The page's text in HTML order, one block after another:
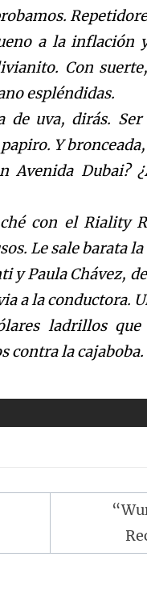
a la inflación
Con
espléndidas.
de uva, dirás.
Y
Avenida Dubai?
con el Riality
Le sale barata
y Paula Chávez,
a la conductora.
ladrillos
contra la